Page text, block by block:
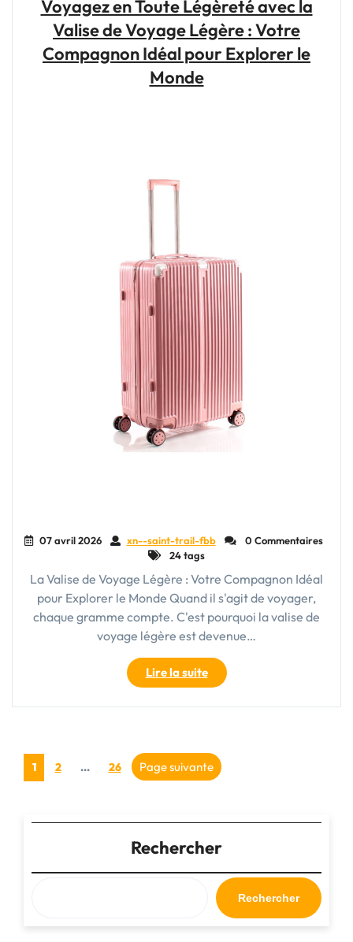
Votre
Compagnon
Indispensable
pour
Voyagez en Toute Légèreté avec la
Valise de Voyage Légère : Votre
Compagnon Idéal pour Explorer le
Monde
07 avril 2026 xn--saint-trail-fbb
0 Commentaires
24 tags
La Valise de Voyage Légère : Votre Compagnon Idéal
pour Explorer le Monde Quand il s'agit de voyager,
chaque gramme compte. C'est pourquoi la valise de
voyage légère est devenue…
Lire la suite"Voyagez
en
Toute
la
Valise
Légère
:
Compagnon
Idéal
pour
Pagination
publications
Page
1 Page
2 … Page
26 Page suivante
Rechercher
Rechercher